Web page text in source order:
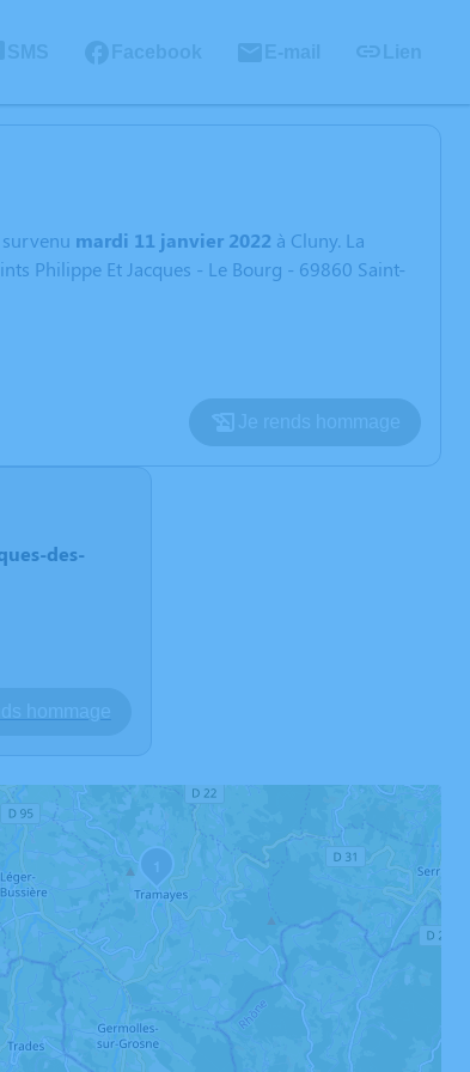
survenu mardi 11 janvier 2022 à Cluny. La
Philippe Et Jacques - Le Bourg - 69860 Saint-
des-